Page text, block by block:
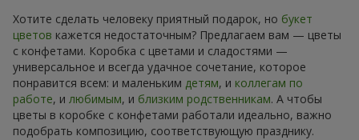
Хотите сделать человеку приятный подарок, но букет
цветов кажется недостаточным? Предлагаем вам — цветы
с конфетами. Коробка с цветами и сладостями —
универсальное и всегда удачное сочетание, которое
понравится всем: и маленьким детям, и коллегам по
работе, и любимым, и близким родственникам. А чтобы
цветы в коробке с конфетами работали идеально, важно
подобрать композицию, соответствующую празднику.